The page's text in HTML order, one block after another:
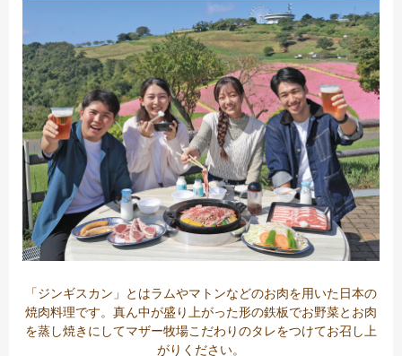
「ジンギスカン」とはラムやマトンなどのお肉を用いた日本の
焼肉料理です。真ん中が盛り上がった形の鉄板でお野菜とお肉
を蒸し焼きにしてマザー牧場こだわりのタレをつけてお召し上
がりください。